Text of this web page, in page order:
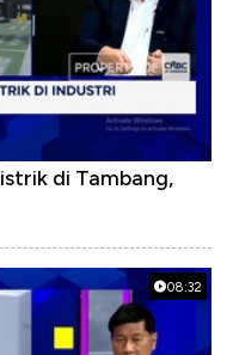
di Tambang,
08:32